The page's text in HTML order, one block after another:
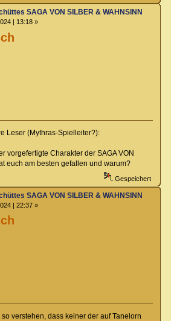
SAGA VON SILBER & WAHNSINN
| 13:18 »
Leser (Mythras-Spielleiter?):
vorgefertigte Charakter der SAGA VON
euch am besten gefallen und warum?
Gespeichert
SAGA VON SILBER & WAHNSINN
| 22:37 »
verstehen, dass keiner der auf Tanelorn